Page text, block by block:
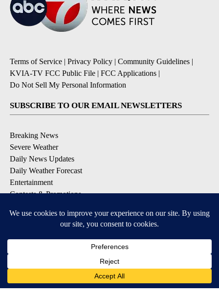
Terms of Service | Privacy Policy | Community Guidelines |
KVIA-TV FCC Public File | FCC Applications |
Do Not Sell My Personal Information
SUBSCRIBE TO OUR EMAIL NEWSLETTERS
Breaking News
Severe Weather
Daily News Updates
Daily Weather Forecast
Entertainment
Contests & Promotions
DOWNLOAD OUR APPS
Available for iOS and Android